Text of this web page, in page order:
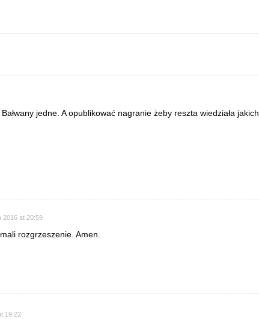
jedne. A opublikować nagranie żeby reszta wiedziała jakich
2016 at 20:59
rozgrzeszenie. Amen.
19:22